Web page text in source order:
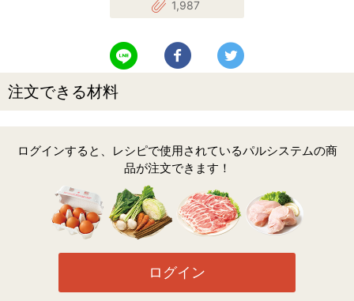
1,987
LINEで送る Facebookでシェアする
注文できる材料
ログインすると、レシピで使用されているパルシステムの商
品が注文できます！
ログイン